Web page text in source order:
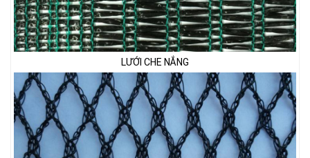
LƯỚI CHE NẮNG